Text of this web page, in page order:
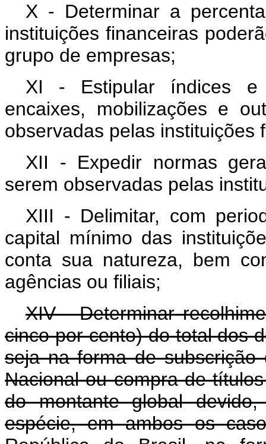
X - Determinar a
instituições financeiras
grupo de empresas;
XI - Estipular índices e
encaixes, mobilizações e
observadas pelas instituições
XII - Expedir normas
serem observadas pelas
XIII - Delimitar, com
capital mínimo das
conta sua natureza, bem
agências ou filiais;
XIV - Determinar
cinco por cento) do total dos
seja na forma de subscrição
Nacional ou compra de
do montante global
espécie, em ambos os